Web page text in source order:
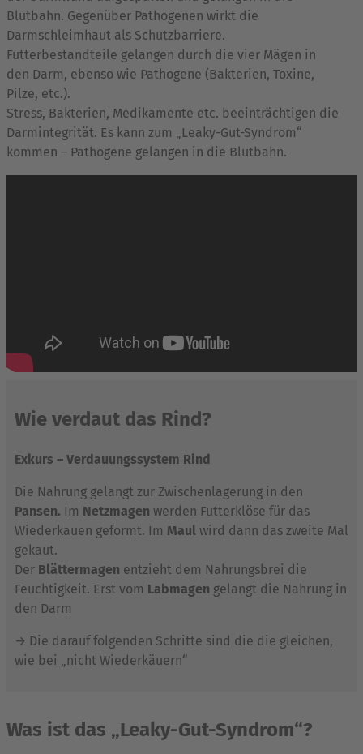
Blutbahn. Gegenüber Pathogenen wirkt die
Darmschleimhaut als Schutzbarriere.
Futterbestandteile gelangen durch die vier Mägen in
den Darm, ebenso wie Pathogene (Bakterien, Toxine,
Pilze, etc.).
Stress, Bakterien, Medikamente etc. beeinträchtigen die
Darmintegrität. Es kann zum „Leaky-Gut-Syndrom“
kommen – Pathogene gelangen in die Blutbahn.
Wie verdaut das Rind?
Exkurs – Verdauungssystem Rind
Die Nahrung gelangt zur Zwischenlagerung in den
Pansen. Im Netzmagen werden Futterklöse für das
Wiederkauen geformt. Im Maul wird dann das zweite Mal
gekaut.
Der Blättermagen entzieht dem Nahrungsbrei die
Feuchtigkeit. Erst vom Labmagen gelangt die Nahrung in
den Darm
→ Die darauf folgenden Schritte sind die die gleichen,
wie bei „nicht Wiederkäuern“
Was ist das „Leaky-Gut-Syndrom“?